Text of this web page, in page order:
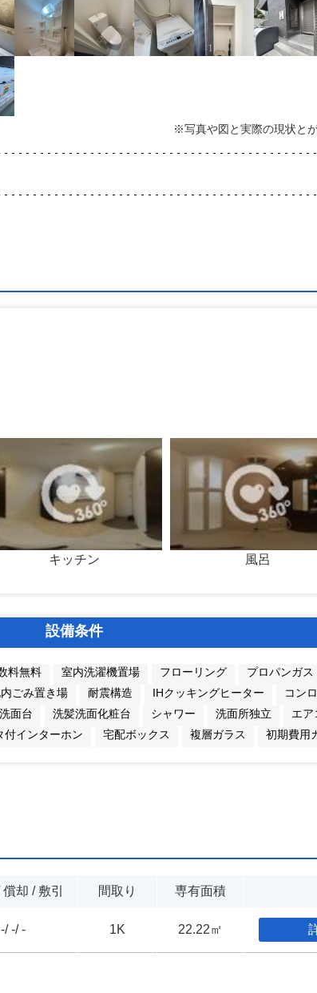
※写真や図と実際の現状と
キッチン 風呂
設備条件
料無料 室内洗濯機置場 フローリング プロパンガス
ごみ置き場 耐震構造 IHクッキングヒーター コン
洗面台 洗髪洗面化粧台 シャワー 洗面所独立 エア
付インターホン 宅配ボックス 複層ガラス 初期費用
却 / 敷引 間取り 専有面積
-/ - 1K 22.22㎡